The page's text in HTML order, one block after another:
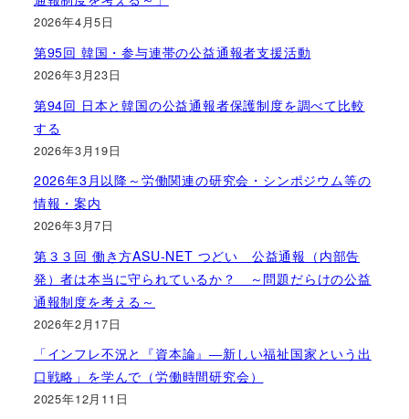
2026年4月5日
第95回 韓国・参与連帯の公益通報者支援活動
2026年3月23日
第94回 日本と韓国の公益通報者保護制度を調べて比較
する
2026年3月19日
2026年3月以降～労働関連の研究会・シンポジウム等の
情報・案内
2026年3月7日
第３３回 働き方ASU-NET つどい 公益通報（内部告
発）者は本当に守られているか？ ～問題だらけの公益
通報制度を考える～
2026年2月17日
「インフレ不況と『資本論』―新しい福祉国家という出
口戦略」を学んで（労働時間研究会）
2025年12月11日